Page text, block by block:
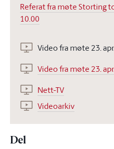
Referat fra møte Storting
10.00
Video fra møte 23.
Video fra møte 23.
Nett-TV
Videoarkiv
Del